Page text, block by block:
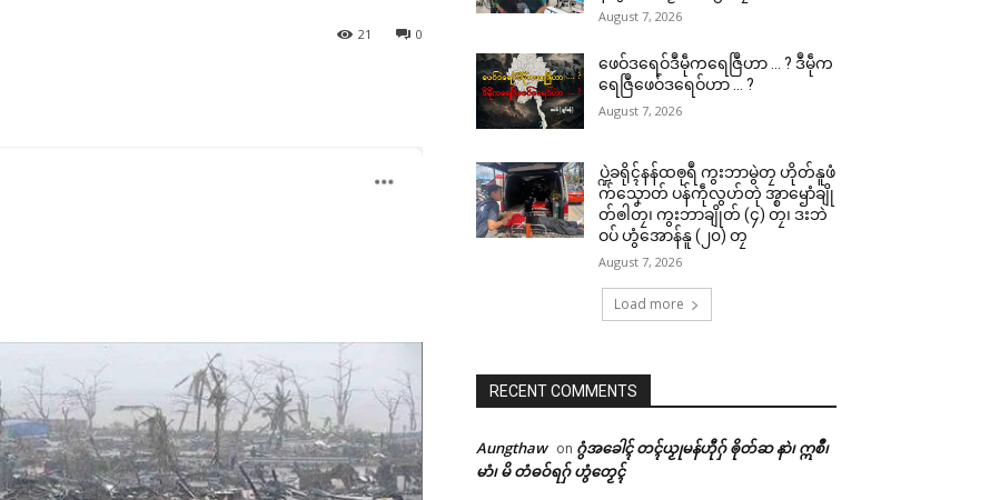
0
21
August 7, 2026
ဖေဝ်ဒရေဝ်ဒဳမဵုကရေဇြဳဟာ … ? ဒဳမဵုက
ရေဇြဳဖေဝ်ဒရေဝ်ဟာ … ?
August 7, 2026
ပ္ဍဲခရိုၚ်နန်ထၜုရဳ ကွးဘာမွဲတၠ ဟိုတ်နူဖံ
က်သၞောတ် ပန်ကဵုလွဟ်တုဲ အ္စာၝောံချို
တ်ၜါတၠ၊ ကွးဘာချိုတ် (၄) တၠ၊ ဒးဘဲ
ဝပ် ဟွံအောန်နူ (၂၀) တၠ
August 7, 2026
Load more
RECENT COMMENTS
Aungthaw on ဂွံအခေါၚ် တၚ်ယၟုမန်ဟီုဂှ် ၜိုတ်ဆ နာဲ၊ ဣစဳ၊
မာံ၊ မိ တံဓဝ်ရဂှ် ဟွံတၟေၚ်